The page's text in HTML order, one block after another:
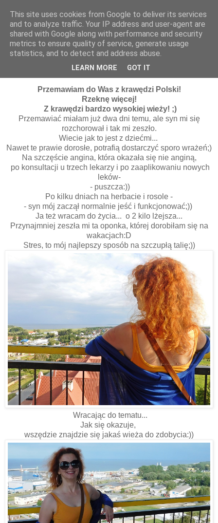
06 sierpnia 2016
Na krawędzi... ;)
Przemawiam do Was z krawędzi Polski!
Rzeknę więcej!
Z krawędzi bardzo wysokiej wieży! ;)
Przemawiać miałam już dwa dni temu, ale syn mi się
rozchorował i tak mi zeszło.
Wiecie jak to jest z dziećmi...
Nawet te prawie dorosłe, potrafią dostarczyć sporo wrażeń;)
Na szczęście angina, która okazała się nie anginą,
po konsultacji u trzech lekarzy i po zaaplikowaniu nowych
leków-
- puszcza:))
Po kilku dniach na herbacie i rosole -
- syn mój zaczął normalnie jeść i funkcjonować;))
Ja też wracam do życia... o 2 kilo lżejsza...
Przynajmniej zeszła mi ta oponka, której dorobiłam się na
wakacjach:D
Stres, to mój najlepszy sposób na szczupłą talię;))
Wracając do tematu...
Jak się okazuje,
wszędzie znajdzie się jakaś wieża do zdobycia:))
This site uses cookies from Google to deliver its services
and to analyze traffic. Your IP address and user-agent are
shared with Google along with performance and security
metrics to ensure quality of service, generate usage
statistics, and to detect and address abuse.
LEARN MORE GOT IT